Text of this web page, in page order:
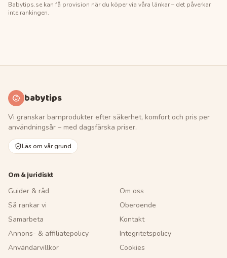
Babytips.se kan få provision när du köper via våra länkar – det påverkar
inte rankingen.
babytips
Vi granskar barnprodukter efter säkerhet, komfort och pris per
användningsår – med dagsfärska priser.
Läs om vår grund
Om & juridiskt
Guider & råd
Om oss
Så rankar vi
Oberoende
Samarbeta
Kontakt
Annons- & affiliatepolicy
Integritetspolicy
Användarvillkor
Cookies